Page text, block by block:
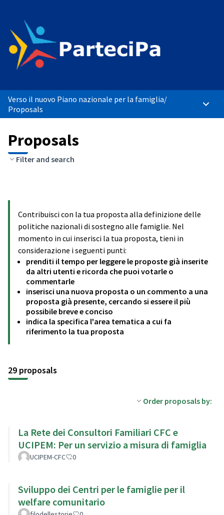
Verso il nuovo Piano nazionale per la famiglia/
Proposals
Main
Proposals
Filter and search
Contribuisci con la tua proposta alla definizione delle
politiche nazionali di sostegno alle famiglie. Nel
momento in cui inserisci la tua proposta, tieni in
considerazione i seguenti punti:
prenditi il tempo per leggere le proposte già inserite
da altri utenti e ricorda che puoi votarle o
commentarle
inserisci una nuova proposta o un commento a una
proposta già presente, cercando si essere il più
possibile breve e conciso
indica la specifica l'area tematica a cui fa
riferimento la tua proposta
29 proposals
Order proposals by:
La Rete dei Consultori Familiari CFC e
UCIPEM: Per un servizio a misura di famiglia
UCIPEM-CFC 0
Sviluppo dei Centri per le famiglie per il
welfare comunitario